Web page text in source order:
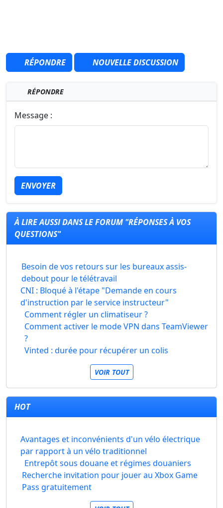
RÉPONDRE NOUVELLE DISCUSSION
RÉPONDRE
Message :
ENVOYER
À LIRE AUSSI DANS LE FORUM "RÉPONSES À VOS
QUESTIONS"
Besoin de vos retours sur les bureaux assis-
debout pour le télétravail
CNI : Bloqué à l'étape "Demande en cours
d'instruction par le service instructeur"
Comment régler un climatiseur ?
Comment activer le mode VPN dans TeamViewer
?
Vinted : durée pour récupérer un colis
VOIR TOUT
HOT
Avantages et inconvénients d'un vélo électrique
par rapport à un vélo traditionnel
Entrepôt sous douane et régimes douaniers
Recherche invitation pour jouer au Xbox Game
Pass gratuitement